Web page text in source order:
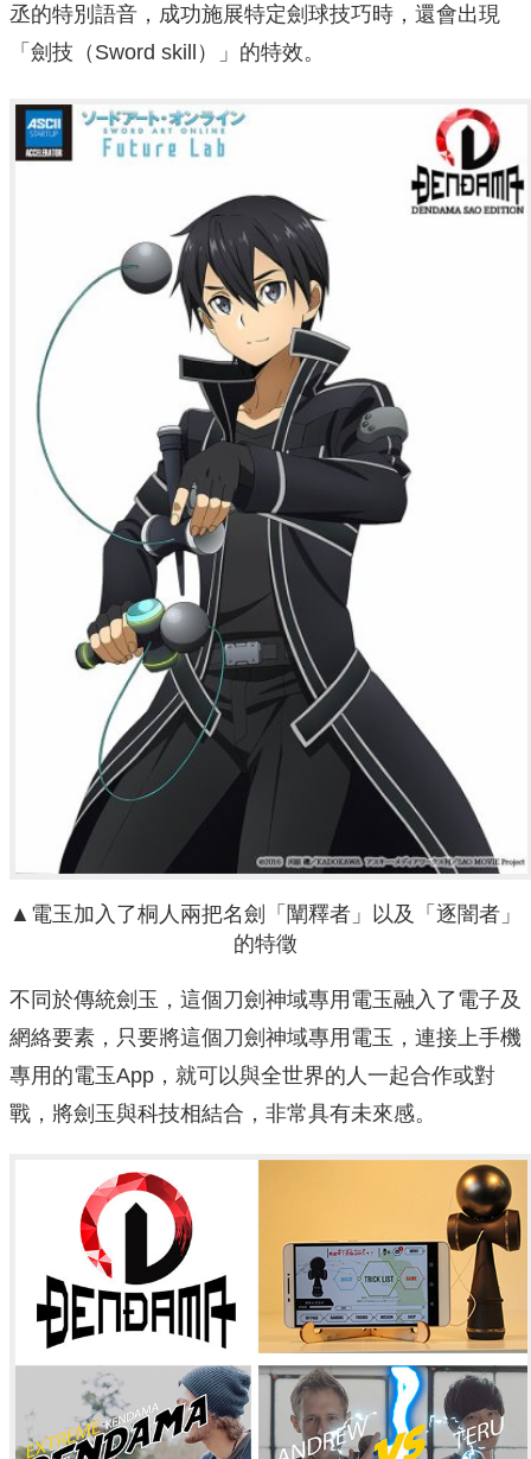
丞的特別語音，成功施展特定劍球技巧時，還會出現
「劍技（Sword skill）」的特效。
▲電玉加入了桐人兩把名劍「闡釋者」以及「逐闇者」
的特徵
不同於傳統劍玉，這個刀劍神域專用電玉融入了電子及
網絡要素，只要將這個刀劍神域專用電玉，連接上手機
專用的電玉App，就可以與全世界的人一起合作或對
戰，將劍玉與科技相結合，非常具有未來感。